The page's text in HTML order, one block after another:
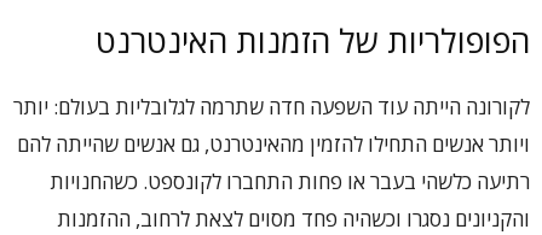
הפופולריות של הזמנות האינטרנט
לקורונה הייתה עוד השפעה חדה שתרמה לגלובליות בעולם: יותר
ויותר אנשים התחילו להזמין מהאינטרנט, גם אנשים שהייתה להם
רתיעה כלשהי בעבר או פחות התחברו לקונספט. כשהחנויות
והקניונים נסגרו וכשהיה פחד מסוים לצאת לרחוב, ההזמנות